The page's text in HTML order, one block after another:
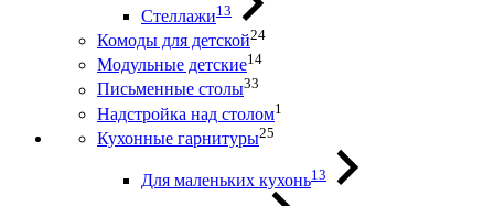
Стеллажи13
Комоды для детской24
Модульные детские14
Письменные столы33
Надстройка над столом1
Кухонные гарнитуры25
Для маленьких кухонь13